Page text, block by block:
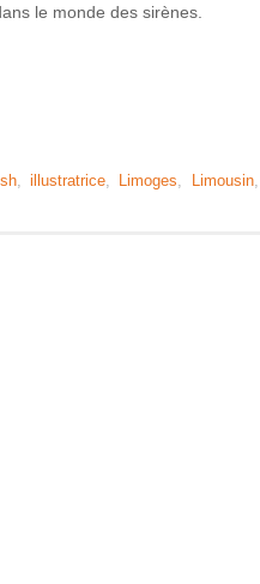
le monde des sirènes.
, illustratrice Limoges Limousin,